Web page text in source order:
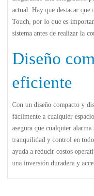
actual. Hay que destacar
Touch, por lo que es
sistema antes de realizar la
Diseño
eficiente
Con un diseño compacto y
fácilmente a cualquier
asegura que cualquier
tranquilidad y control en
ayuda a reducir costos
una inversión duradera y